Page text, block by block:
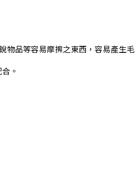
品等容易摩擦之東西，容易產生
。